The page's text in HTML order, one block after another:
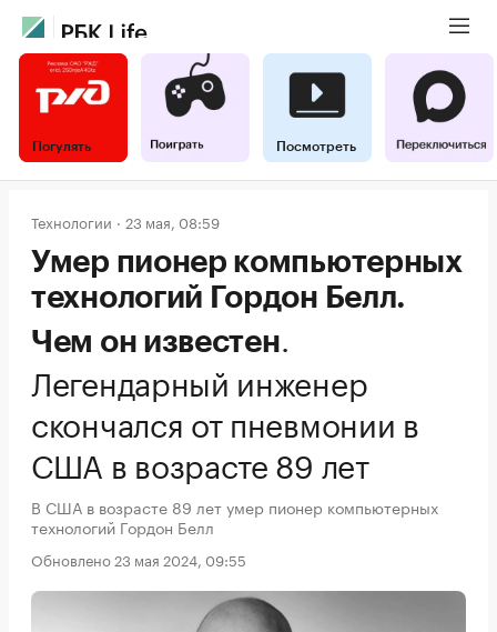
Погулять Посмотреть
Технологии 23 мая, 08:59
Умер пионер компьютерных
технологий Гордон Белл.
Чем он известен.
Легендарный инженер
скончался от пневмонии в
США в возрасте 89 лет
В США в возрасте 89 лет умер пионер компьютерных
технологий Гордон Белл
Обновлено 23 мая 2024, 09:55